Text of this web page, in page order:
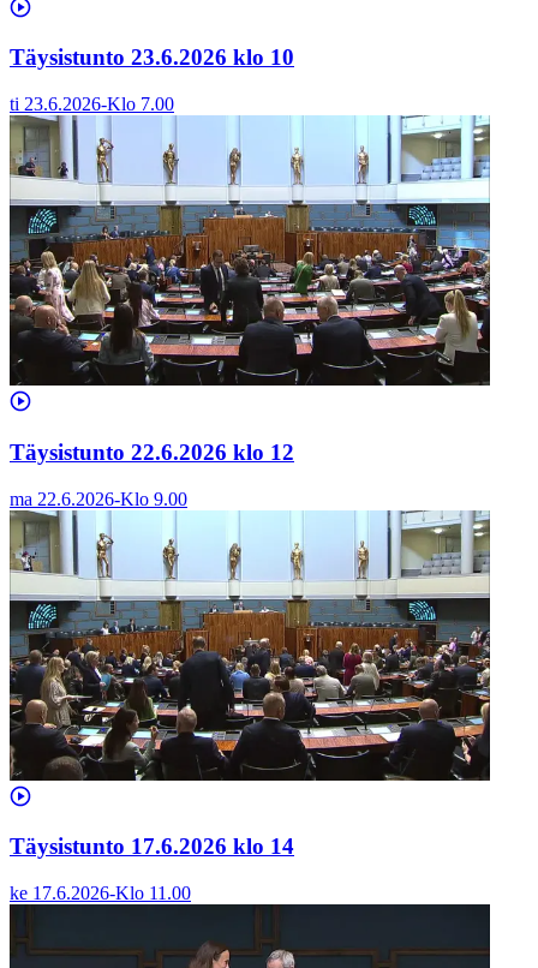
Täysistunto 23.6.2026 klo 10
ti 23.6.2026-Klo 7.00
Täysistunto 22.6.2026 klo 12
ma 22.6.2026-Klo 9.00
Täysistunto 17.6.2026 klo 14
ke 17.6.2026-Klo 11.00